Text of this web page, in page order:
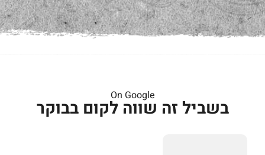
On Google
בשביל זה שווה לקום בבוקר